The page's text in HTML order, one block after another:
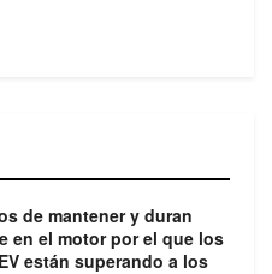
de mantener y duran
en el motor por el que los
están superando a los